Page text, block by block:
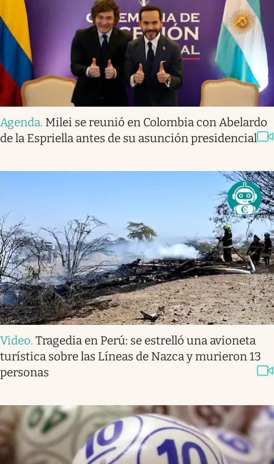
Agenda. Milei se reunió en Colombia con Abelardo
de la Espriella antes de su asunción presidencial
Video. Tragedia en Perú: se estrelló una avioneta
turística sobre las Líneas de Nazca y murieron 13
personas